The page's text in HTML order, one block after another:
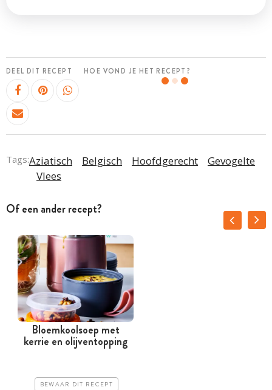
DEEL DIT RECEPT HOE VOND JE HET RECEPT?
Tags:Aziatisch Belgisch Hoofdgerecht
Gevogelte
Vlees
Of een ander recept?
Bloemkoolsoep met
kerrie en olijventopping
BEWAAR DIT RECEPT